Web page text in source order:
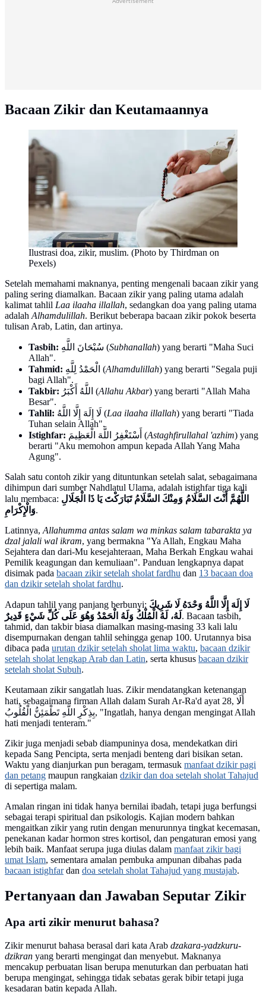
Bacaan Zikir dan Keutamaannya
Ilustrasi doa, zikir, muslim. (Photo by Thirdman on
Pexels)
Setelah memahami maknanya, penting mengenali bacaan zikir yang
paling sering diamalkan. Bacaan zikir yang paling utama adalah
kalimat tahlil Laa ilaaha illallah, sedangkan doa yang paling utama
adalah Alhamdulillah. Berikut beberapa bacaan zikir pokok beserta
tulisan Arab, Latin, dan artinya.
Tasbih: سُبْحَانَ اللَّهِ (Subhanallah) yang berarti "Maha Suci
Allah".
Tahmid:
الْحَمْدُ لِلَّهِ (Alhamdulillah) yang berarti "Segala puji
bagi Allah".
Takbir:
اللَّهُ أَكْبَرُ (Allahu Akbar) yang berarti "Allah Maha
Besar".
Tahlil:
لَا إِلَهَ إِلَّا اللَّهُ (Laa ilaaha illallah) yang berarti "Tiada
Tuhan selain Allah".
Istighfar:
أَسْتَغْفِرُ اللَّهَ الْعَظِيمَ (Astaghfirullahal 'azhim) yang
berarti "Aku memohon ampun kepada Allah Yang Maha
Agung".
Salah satu contoh zikir yang dituntunkan setelah salat, sebagaimana
dihimpun dari sumber Nahdlatul Ulama, adalah istighfar tiga kali
lalu membaca: اللَّهُمَّ أَنْتَ السَّلَامُ وَمِنْكَ السَّلَامُ تَبَارَكْتَ يَا ذَا الْجَلَالِ
وَالْإِكْرَامِ.
Latinnya, Allahumma antas salam wa minkas salam tabarakta ya
dzal jalali wal ikram, yang bermakna "Ya Allah, Engkau Maha
Sejahtera dan dari-Mu kesejahteraan, Maha Berkah Engkau wahai
Pemilik keagungan dan kemuliaan". Panduan lengkapnya dapat
disimak pada bacaan zikir setelah sholat fardhu dan 13 bacaan doa
dan dzikir setelah sholat fardhu.
Adapun tahlil yang panjang berbunyi: لَا إِلَهَ إِلَّا اللَّهُ وَحْدَهُ لَا شَرِيكَ
لَهُ، لَهُ الْمُلْكُ وَلَهُ الْحَمْدُ وَهُوَ عَلَى كُلِّ شَيْءٍ قَدِيرٌ. Bacaan tasbih,
tahmid, dan takbir biasa diamalkan masing-masing 33 kali lalu
disempurnakan dengan tahlil sehingga genap 100. Urutannya bisa
dibaca pada urutan dzikir setelah sholat lima waktu, bacaan dzikir
setelah sholat lengkap Arab dan Latin, serta khusus bacaan dzikir
setelah sholat Subuh.
Keutamaan zikir sangatlah luas. Zikir mendatangkan ketenangan
hati, sebagaimana firman Allah dalam Surah Ar-Ra'd ayat 28, أَلَا
بِذِكْرِ اللَّهِ تَطْمَئِنُّ الْقُلُوبُ, "Ingatlah, hanya dengan mengingat Allah
hati menjadi tenteram."
Zikir juga menjadi sebab diampuninya dosa, mendekatkan diri
kepada Sang Pencipta, serta menjadi benteng dari bisikan setan.
Waktu yang dianjurkan pun beragam, termasuk manfaat dzikir pagi
dan petang maupun rangkaian dzikir dan doa setelah sholat Tahajud
di sepertiga malam.
Amalan ringan ini tidak hanya bernilai ibadah, tetapi juga berfungsi
sebagai terapi spiritual dan psikologis. Kajian modern bahkan
mengaitkan zikir yang rutin dengan menurunnya tingkat kecemasan,
penekanan kadar hormon stres kortisol, dan pengaturan emosi yang
lebih baik. Manfaat serupa juga diulas dalam manfaat zikir bagi
umat Islam, sementara amalan pembuka ampunan dibahas pada
bacaan istighfardan doa setelah sholat Tahajud yang mustajab.
Pertanyaan dan Jawaban Seputar Zikir
Apa arti zikir menurut bahasa?
Zikir menurut bahasa berasal dari kata Arab dzakara-yadzkuru-
dzikran yang berarti mengingat dan menyebut. Maknanya
mencakup perbuatan lisan berupa menuturkan dan perbuatan hati
berupa mengingat, sehingga tidak sebatas gerak bibir tetapi juga
kesadaran batin kepada Allah.